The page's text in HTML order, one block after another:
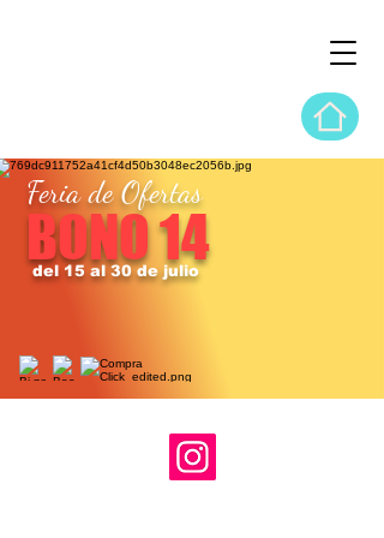
BONO 14
del 15 al 30 de julio
Feria de Ofertas